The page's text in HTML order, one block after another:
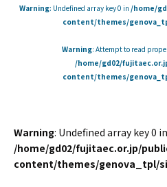
Warning: Undefined array key 0 in /home/
content/themes/
Warning: Attempt to read
/home/gd02/
content/themes/
Warning: Undefined array key 0 in
/home/gd02/fujitaec.or.jp/
content/themes/genova_tpl/